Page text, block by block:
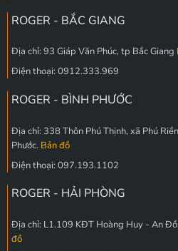
ROGER - BẮC GIANG
Địa chỉ: 93 Giáp Văn Phúc, tp Bắc Giang
Điện thoại: 0912.333.969
ROGER - BÌNH PHƯỚC
Địa chỉ: 338 Thôn Phú Thịnh, xã Phú
Phước. Bản đồ
Điện thoại: 097.193.1102
ROGER - HẢI PHÒNG
Địa chỉ: L1.109 KĐT Hoàng Huy - An
đồ